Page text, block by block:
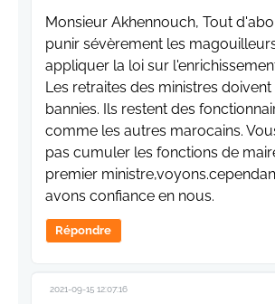
Monsieur Akhennouch, Tout
punir sévèrement les
appliquer la loi sur
Les retraites des ministres doivent
bannies. Ils restent des
comme les autres marocains.
pas cumuler les fonctions de
premier
avons confiance en nous.
Répondre
2021-09-15 12:07:16